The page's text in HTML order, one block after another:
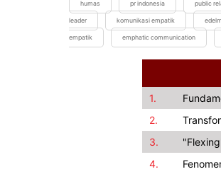
humas pr indonesia public
leader komunikasi empatik
empatik emphatic communication
1.
2.
3.
4.